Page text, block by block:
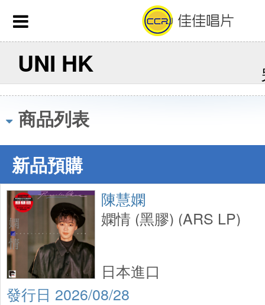
UNI HK
商品列表
新品預購
陳慧嫻
嫻情 (黑膠) (ARS LP)
2026/08/28
日本進口